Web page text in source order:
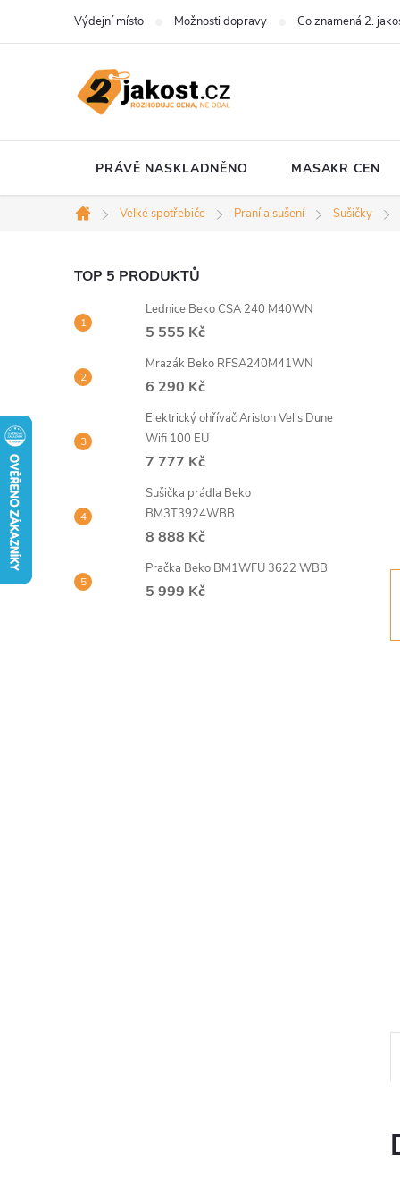
Výdejní místo Možnosti dopravy Co znamená 2.
PRÁVĚ NASKLADNĚNO MASAKR CEN
Domů
Velké spotřebiče Praní a sušení Sušičky
P
o
s
t
r
a
n
TOP 5 PRODUKTŮ
Lednice Beko CSA 240 M40WN
5 555 Kč
Mrazák Beko RFSA240M41WN
6 290 Kč
Elektrický ohřívač Ariston Velis Dune
Wifi 100 EU
7 777 Kč
Sušička prádla Beko
BM3T3924WBB
8 888 Kč
Pračka Beko BM1WFU 3622 WBB
5 999 Kč